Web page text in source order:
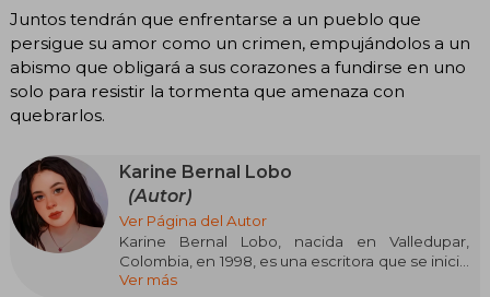
Juntos tendrán que enfrentarse a un pueblo que
persigue su amor como un crimen, empujándolos a un
abismo que obligará a sus corazones a fundirse en uno
solo para resistir la tormenta que amenaza con
quebrarlos.
Karine Bernal Lobo
(Autor)
Ver Página del Autor
Karine Bernal Lobo, nacida en Valledupar,
Colombia, en 1998, es una escritora que se inició
en la plataforma Wattpad en 2019 mientras
Ver más